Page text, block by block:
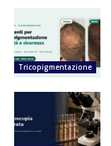
Tricopigmentazione